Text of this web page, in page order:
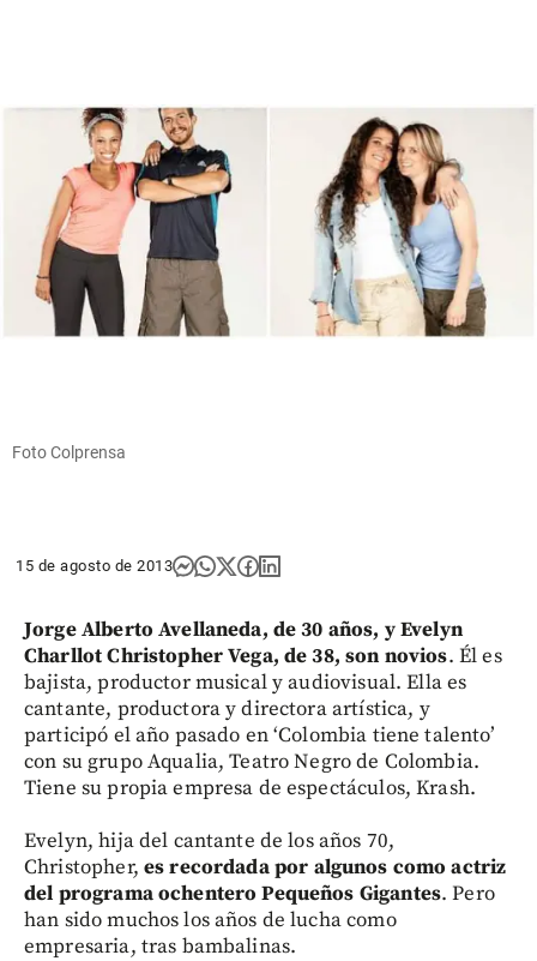
Foto Colprensa
15 de agosto de 2013
Jorge Alberto Avellaneda, de 30 años, y Evelyn
Charllot Christopher Vega, de 38, son novios. Él es
bajista, productor musical y audiovisual. Ella es
cantante, productora y directora artística, y
participó el año pasado en ‘Colombia tiene talento’
con su grupo Aqualia, Teatro Negro de Colombia.
Tiene su propia empresa de espectáculos, Krash.
Evelyn, hija del cantante de los años 70,
Christopher, es recordada por algunos como actriz
del programa ochentero Pequeños Gigantes. Pero
han sido muchos los años de lucha como
empresaria, tras bambalinas.